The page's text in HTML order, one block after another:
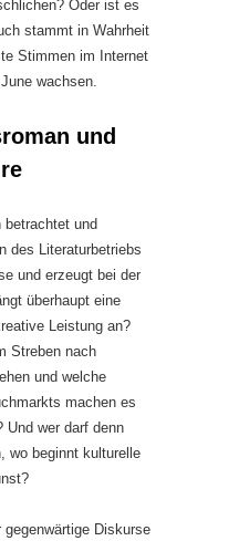
Oder ist es
stammt in Wahrheit
Stimmen im Internet
wachsen.
und
betrachtet und
des Literaturbetriebs
und erzeugt bei der
überhaupt eine
Leistung an?
Streben nach
und welche
machen es
Und wer darf denn
wo beginnt kulturelle
gegenwärtige Diskurse